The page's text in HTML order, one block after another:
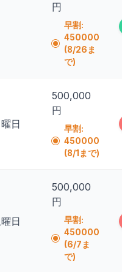
円
早割:
450000
(8/26ま
で)
日
500,000
円
早割:
450000
(8/1まで)
日
500,000
円
早割:
450000
(6/7ま
で)